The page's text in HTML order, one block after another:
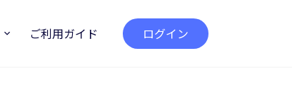
ご利用ガイド ログイン